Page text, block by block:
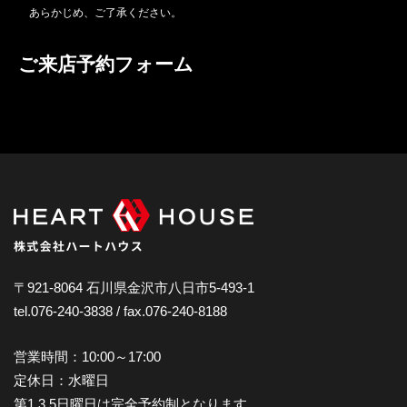
あらかじめ、ご了承ください。
ご来店予約フォーム
〒921-8064 石川県金沢市八日市5-493-1
tel.076-240-3838 / fax.076-240-8188
営業時間：10:00～17:00
定休日：水曜日
第1.3.5日曜日は完全予約制となります。